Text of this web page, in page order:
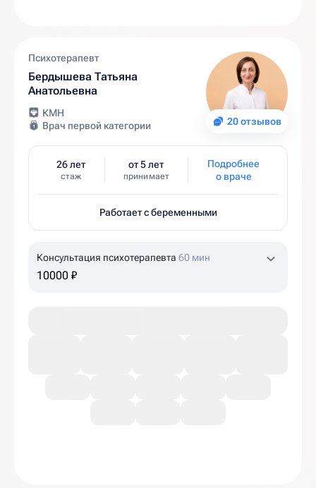
20 отзывов
Психотерапевт
Бердышева Татьяна
Анатольевна
КМН
Врач первой категории
26 лет
стаж
от 5 лет
принимает
Подробнее
о враче
Работает с беременными
Консультация психотерапевта 60 мин
10000 ₽